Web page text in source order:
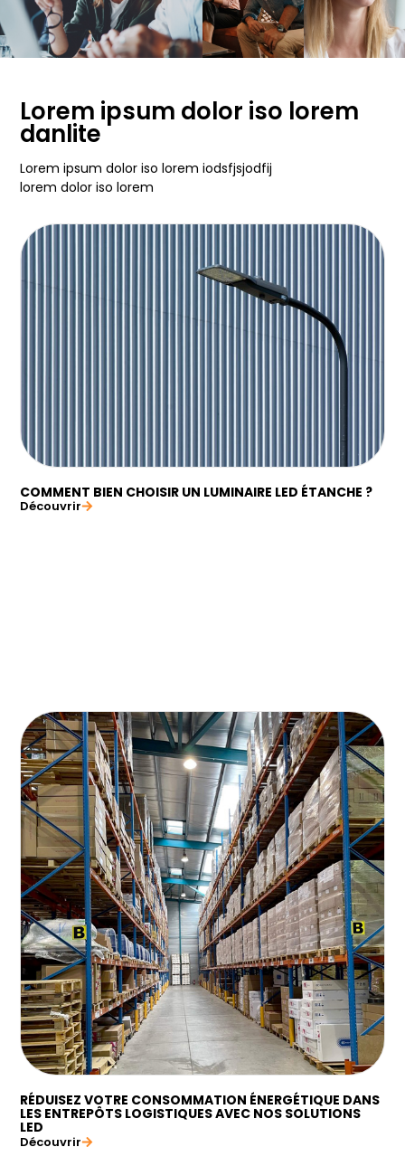
Lorem ipsum dolor iso lorem
danlite
Lorem ipsum dolor iso lorem iodsfjsjodfij
lorem dolor iso lorem
COMMENT BIEN CHOISIR UN LUMINAIRE LED ÉTANCHE ?
Découvrir
RÉDUISEZ VOTRE CONSOMMATION ÉNERGÉTIQUE DANS
LES ENTREPÔTS LOGISTIQUES AVEC NOS SOLUTIONS
LED
Découvrir